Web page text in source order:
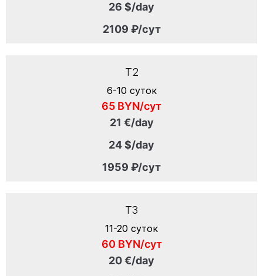
26 $/day
2109 ₽/сут
T2
6-10 суток
65 BYN/сут
21 €/day
24 $/day
1959 ₽/сут
T3
11-20 суток
60 BYN/сут
20 €/day